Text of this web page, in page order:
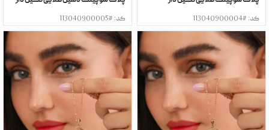
کد: #113040900004 کد: #113040900005